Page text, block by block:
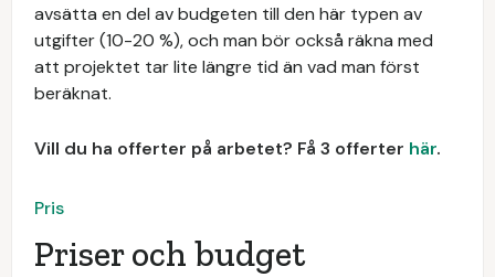
avsätta en del av budgeten till den här typen av
utgifter (10-20 %), och man bör också räkna med
att projektet tar lite längre tid än vad man först
beräknat.
Vill du ha offerter på arbetet? Få 3 offerter här.
Pris
Priser och budget